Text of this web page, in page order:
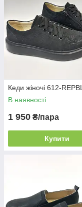
Кеди жіночі 612-REPBL
В наявності
1 950 ₴/пара
Купити